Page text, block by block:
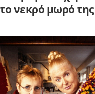
νεκρό μωρό της